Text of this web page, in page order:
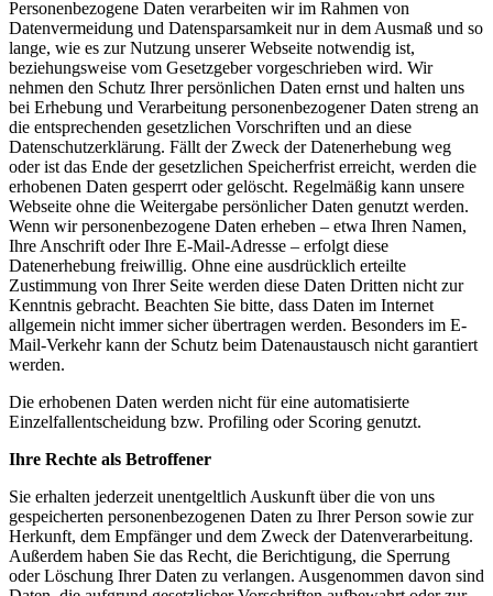
Personenbezogene Daten verarbeiten wir im Rahmen von
Datenvermeidung und Datensparsamkeit nur in dem Ausmaß und so
lange, wie es zur Nutzung unserer Webseite notwendig ist,
beziehungsweise vom Gesetzgeber vorgeschrieben wird. Wir
nehmen den Schutz Ihrer persönlichen Daten ernst und halten uns
bei Erhebung und Verarbeitung personenbezogener Daten streng an
die entsprechenden gesetzlichen Vorschriften und an diese
Datenschutzerklärung. Fällt der Zweck der Datenerhebung weg
oder ist das Ende der gesetzlichen Speicherfrist erreicht, werden die
erhobenen Daten gesperrt oder gelöscht. Regelmäßig kann unsere
Webseite ohne die Weitergabe persönlicher Daten genutzt werden.
Wenn wir personenbezogene Daten erheben – etwa Ihren Namen,
Ihre Anschrift oder Ihre E-Mail-Adresse – erfolgt diese
Datenerhebung freiwillig. Ohne eine ausdrücklich erteilte
Zustimmung von Ihrer Seite werden diese Daten Dritten nicht zur
Kenntnis gebracht. Beachten Sie bitte, dass Daten im Internet
allgemein nicht immer sicher übertragen werden. Besonders im E-
Mail-Verkehr kann der Schutz beim Datenaustausch nicht garantiert
werden.
Die erhobenen Daten werden nicht für eine automatisierte
Einzelfallentscheidung bzw. Profiling oder Scoring genutzt.
Ihre Rechte als Betroffener
Sie erhalten jederzeit unentgeltlich Auskunft über die von uns
gespeicherten personenbezogenen Daten zu Ihrer Person sowie zur
Herkunft, dem Empfänger und dem Zweck der Datenverarbeitung.
Außerdem haben Sie das Recht, die Berichtigung, die Sperrung
oder Löschung Ihrer Daten zu verlangen. Ausgenommen davon sind